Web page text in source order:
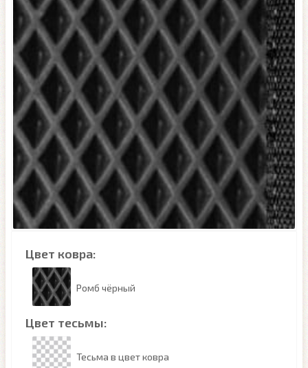
Цвет ковра:
Ромб чёрный
Цвет тесьмы:
Тесьма в цвет ковра